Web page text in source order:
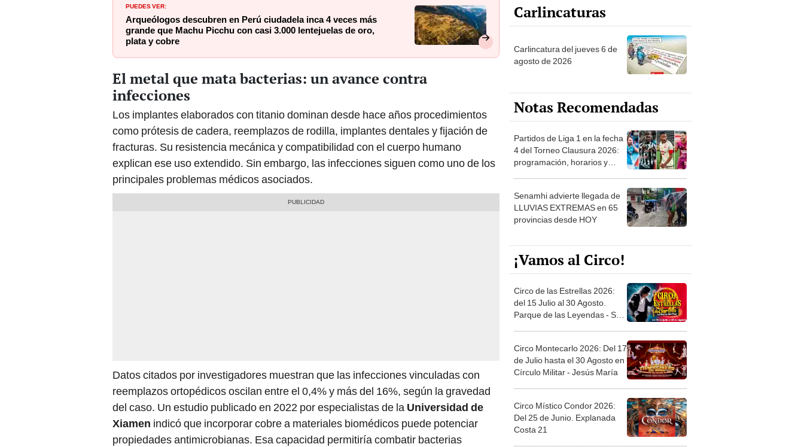
PUEDES VER:
Arqueólogos descubren en Perú ciudadela inca 4 veces más
grande que Machu Picchu con casi 3.000 lentejuelas de oro,
plata y cobre
El metal que mata bacterias: un avance contra
infecciones
Los implantes elaborados con titanio dominan desde hace años procedimientos
como prótesis de cadera, reemplazos de rodilla, implantes dentales y fijación de
fracturas. Su resistencia mecánica y compatibilidad con el cuerpo humano
explican ese uso extendido. Sin embargo, las infecciones siguen como uno de los
principales problemas médicos asociados.
Datos citados por investigadores muestran que las infecciones vinculadas con
reemplazos ortopédicos oscilan entre el 0,4% y más del 16%, según la gravedad
del caso. Un estudio publicado en 2022 por especialistas de la Universidad de
Xiamen indicó que incorporar cobre a materiales biomédicos puede potenciar
propiedades antimicrobianas. Esa capacidad permitiría combatir bacterias
Carlincaturas
Carlincatura del jueves 6 de
agosto de 2026
Notas Recomendadas
Partidos de Liga 1 en la fecha
4 del Torneo Clausura 2026:
programación, horarios y
Senamhi advierte llegada de
LLUVIAS EXTREMAS en 65
provincias desde HOY
¡Vamos al Circo!
Circo de las Estrellas 2026:
del 15 Julio al 30 Agosto.
Parque de las Leyendas - San
Circo Montecarlo 2026: Del 17
de Julio hasta el 30 Agosto en
Círculo Militar - Jesús María
Circo Místico Condor 2026:
Del 25 de Junio. Explanada
Costa 21